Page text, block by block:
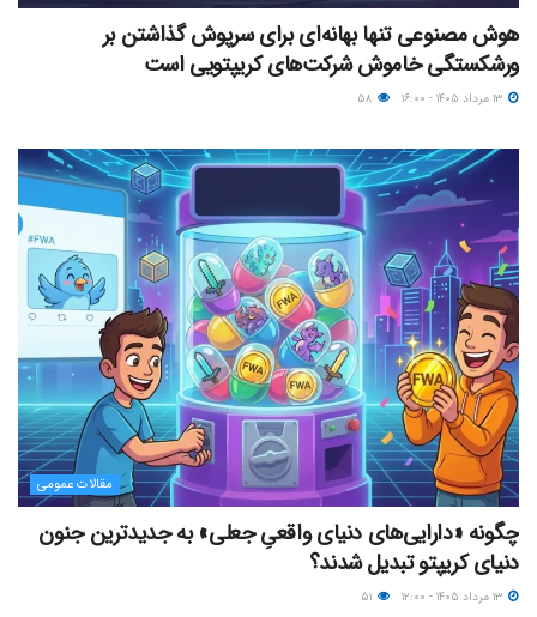
هوش مصنوعی تنها بهانه‌ای برای سرپوش گذاشتن بر
ورشکستگی خاموش شرکت‌های کریپتویی است
مقالات عمومی
چگونه «دارایی‌های دنیای واقعیِ جعلی» به جدیدترین جنون
دنیای کریپتو تبدیل شدند؟